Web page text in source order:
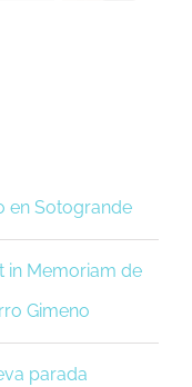
en Sotogrande
in Memoriam de
Gimeno
parada